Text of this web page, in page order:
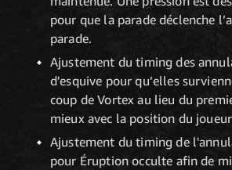
pour que la parade déclenche
parade.
Ajustement du timing des
d'esquive pour qu’elles
coup de Vortex au lieu du
mieux avec la position du
Ajustement du timing de
pour Éruption occulte afin de